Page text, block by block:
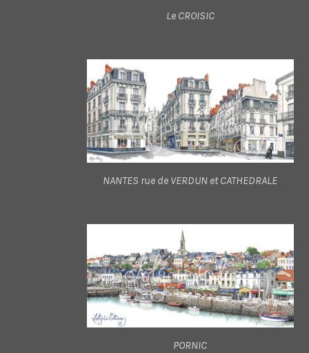
Le CROISIC
NANTES rue de VERDUN et CATHEDRALE
PORNIC